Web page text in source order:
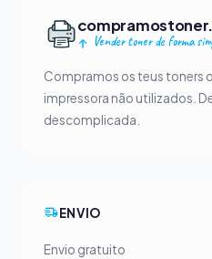
Vender toner de forma
Compramos os teus toners
impressora não utilizados.
descomplicada.
ENVIO
Envio gratuito